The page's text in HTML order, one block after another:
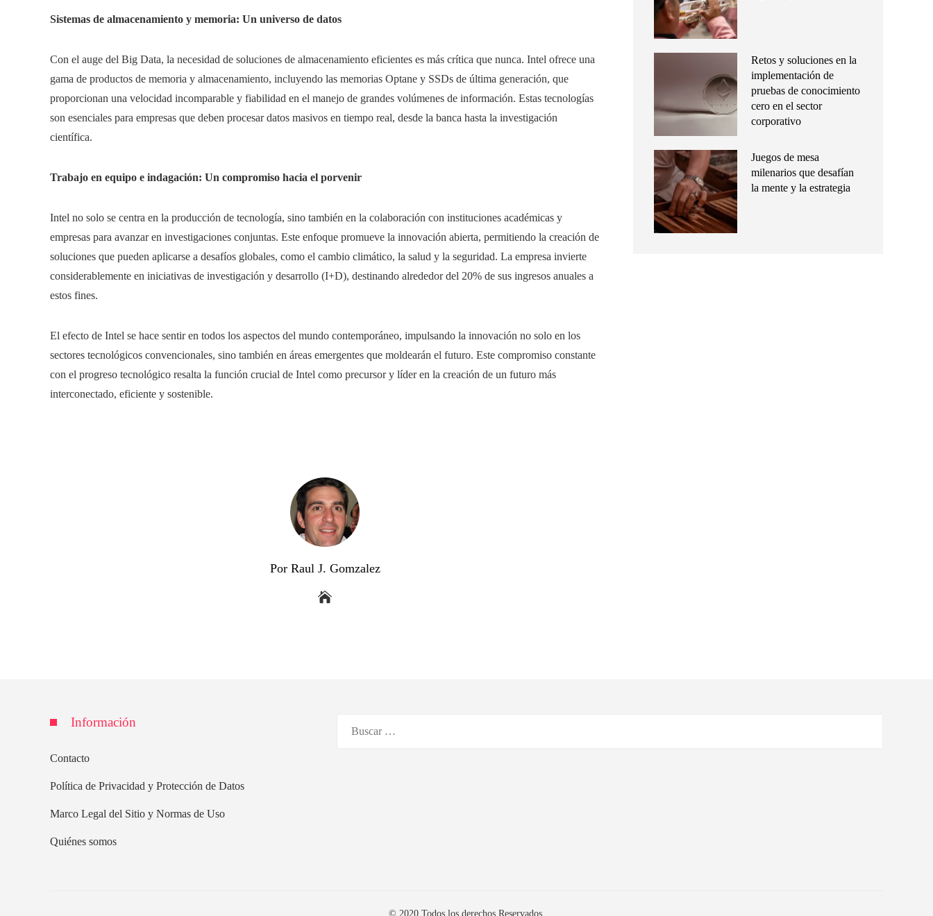
Sistemas de almacenamiento y memoria: Un universo de datos
Con el auge del Big Data, la necesidad de soluciones de almacenamiento eficientes es más crítica que nunca. Intel ofrece una
gama de productos de memoria y almacenamiento, incluyendo las memorias Optane y SSDs de última generación, que
proporcionan una velocidad incomparable y fiabilidad en el manejo de grandes volúmenes de información. Estas tecnologías
son esenciales para empresas que deben procesar datos masivos en tiempo real, desde la banca hasta la investigación
científica.
Trabajo en equipo e indagación: Un compromiso hacia el porvenir
Intel no solo se centra en la producción de tecnología, sino también en la colaboración con instituciones académicas y
empresas para avanzar en investigaciones conjuntas. Este enfoque promueve la innovación abierta, permitiendo la creación de
soluciones que pueden aplicarse a desafíos globales, como el cambio climático, la salud y la seguridad. La empresa invierte
considerablemente en iniciativas de investigación y desarrollo (I+D), destinando alrededor del 20% de sus ingresos anuales a
estos fines.
El efecto de Intel se hace sentir en todos los aspectos del mundo contemporáneo, impulsando la innovación no solo en los
sectores tecnológicos convencionales, sino también en áreas emergentes que moldearán el futuro. Este compromiso constante
con el progreso tecnológico resalta la función crucial de Intel como precursor y líder en la creación de un futuro más
interconectado, eficiente y sostenible.
Por Raul J. Gomzalez
Retos y soluciones en la
implementación de
pruebas de conocimiento
cero en el sector
corporativo
Juegos de mesa
milenarios que desafían
la mente y la estrategia
Información
Contacto
Política de Privacidad y Protección de Datos
Marco Legal del Sitio y Normas de Uso
Quiénes somos
© 2020 Todos los derechos Reservados.